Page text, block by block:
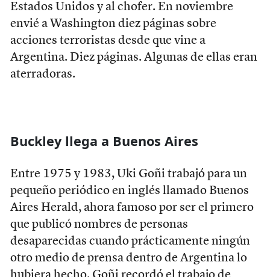
Estados Unidos y al chofer. En noviembre
envié a Washington diez páginas sobre
acciones terroristas desde que vine a
Argentina. Diez páginas. Algunas de ellas eran
aterradoras.
Buckley llega a Buenos Aires
Entre 1975 y 1983, Uki Goñi trabajó para un
pequeño periódico en inglés llamado Buenos
Aires Herald, ahora famoso por ser el primero
que publicó nombres de personas
desaparecidas cuando prácticamente ningún
otro medio de prensa dentro de Argentina lo